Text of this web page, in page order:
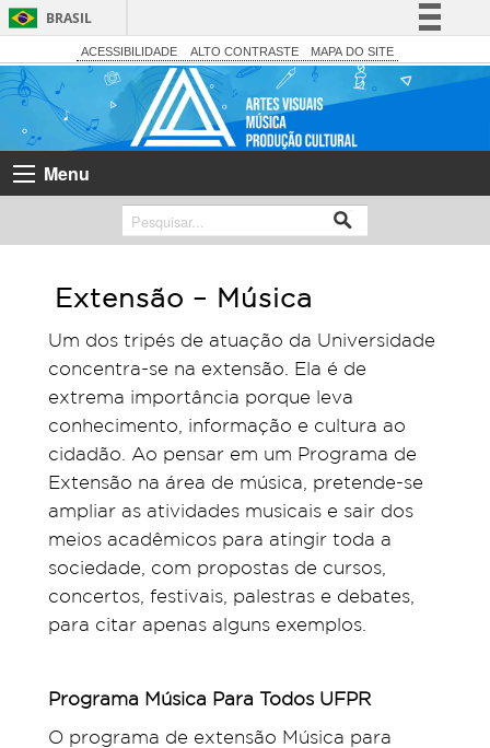
BRASIL
Simplifique!
Comunica BR
Acesso à informação
Canais
ACESSIBILIDADE ALTO CONTRASTE MAPA DO SITE
Menu
Extensão – Música
Um dos tripés de atuação da Universidade
concentra-se na extensão. Ela é de
extrema importância porque leva
conhecimento, informação e cultura ao
cidadão. Ao pensar em um Programa de
Extensão na área de música, pretende-se
ampliar as atividades musicais e sair dos
meios acadêmicos para atingir toda a
sociedade, com propostas de cursos,
concertos, festivais, palestras e debates,
para citar apenas alguns exemplos.
Programa Música Para Todos UFPR
O programa de extensão Música para